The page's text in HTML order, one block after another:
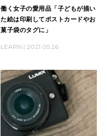
働く女子の愛用品「子どもが描い
た絵は印刷してポストカードやお
菓子袋のタグに」
LEARN 2021.05.26